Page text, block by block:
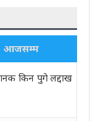
आजसम्म
किन पुगे लद्दाख